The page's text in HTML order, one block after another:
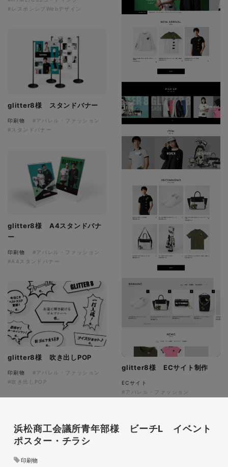
#レスポンシブWebデザイン
glitter8様 ECサイト制作
ECサイト
#アパレル・ファッション
glitter8様 スタンドバナー
印刷物
#アパレル・ファッション
#スタンドバナー
glitter8様 A4スタンドバナ
ー
印刷物
#アパレル・ファッション
#A4スタンドバナー
glitter8様 吹き出しPOP
印刷物
#アパレル・ファッション
#吹き出しPOP
浜松商工会議所青年部様 ビーチL イベント
ポスター・チラシ
印刷物